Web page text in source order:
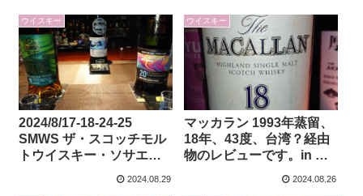
ウイスキー
2024/8/17-18-24-25
SMWS ザ・スコッチモル
トウイスキー・ソサエテ
in 愛知県名古屋市
2024.08.29
ウイスキー
マッカラン 1993年蒸留、
18年、43度、台湾？経由
物のレビューです。in 愛
BarSuzuki（バースズ
2024.08.26